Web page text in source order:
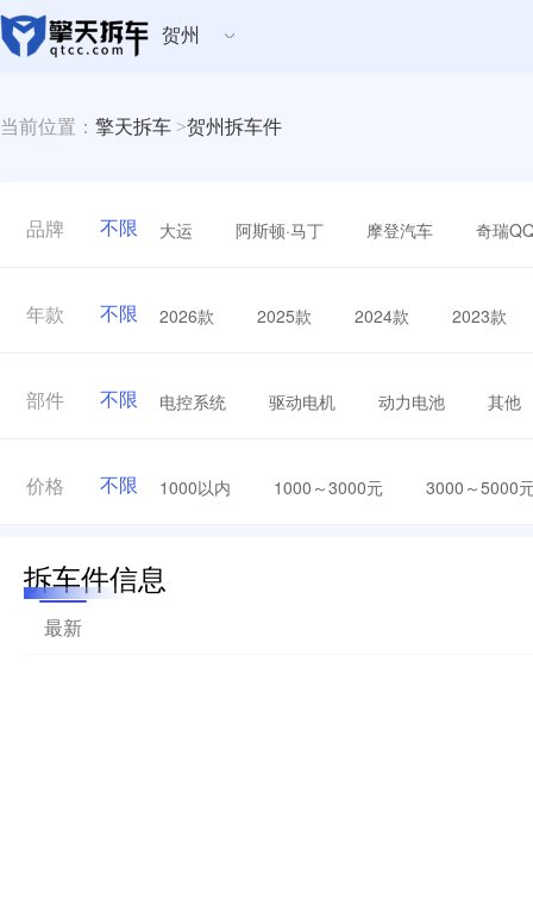
贺州
当前位置： 擎天拆车 >贺州拆车件
品牌 不限 大运 阿斯顿·马丁 摩登汽车 奇瑞
年款 不限 2026款 2025款 2024款 2023款
部件 不限 电控系统 驱动电机 动力电池 其他
价格 不限 1000以内 1000～3000元 3000～5000
拆车件信息
最新